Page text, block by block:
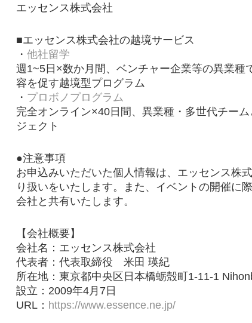
エッセンス株式会社
■エッセンス株式会社の越境サービス
・ 他社留学
週1~5日×数か月間、ベンチャー企業等の異業種
容を促す越境型プログラム
・ プロボノプログラム
完全オンライン×40日間、異業種・多世代チー
ジェクト
●注意事項
お申込みいただいた個人情報は、エッセンス株
り扱いをいたします。また、イベントの開催に
会社と共有いたします。
【会社概要】
会社名：エッセンス株式会社
代表者：代表取締役 米田 瑛紀
所在地：東京都中央区日本橋蛎殻町1-11-1
設立：2009年4月7日
URL： https://www.essence.ne.jp/